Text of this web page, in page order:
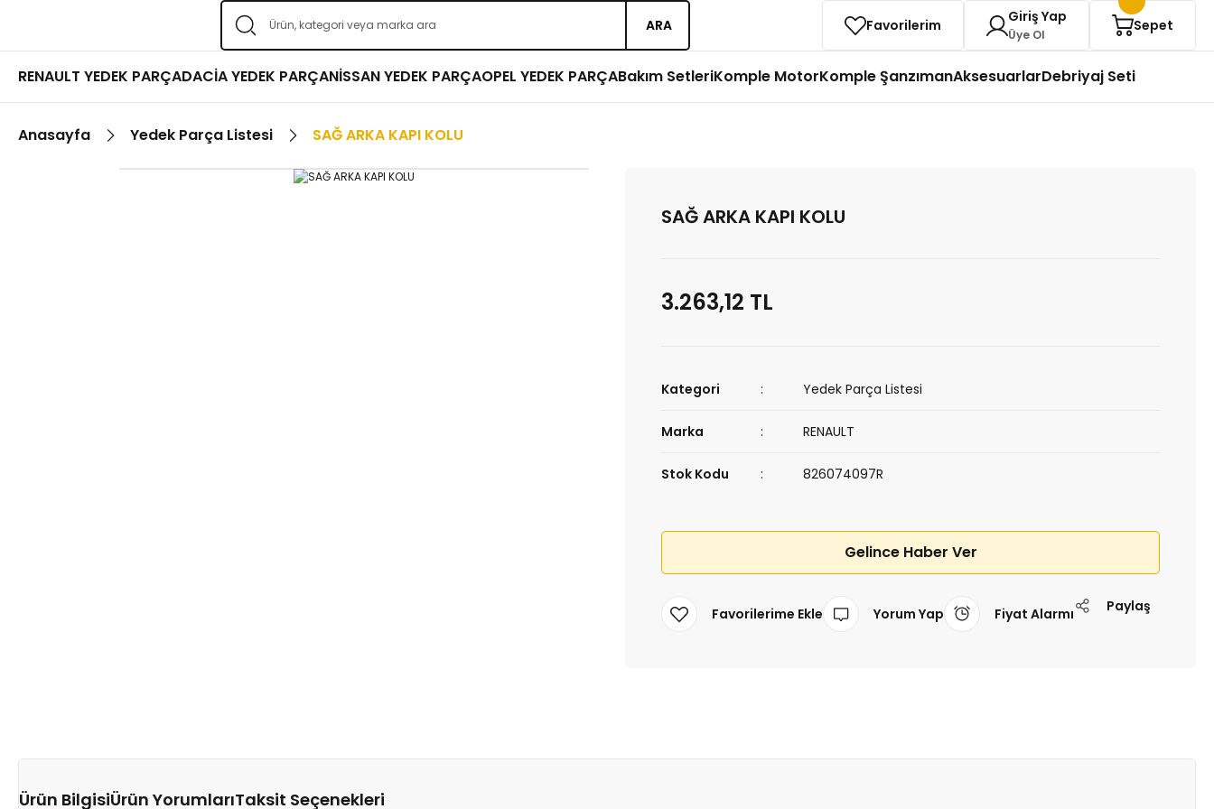
ARA Favorilerim Giriş Yap
Üye Ol
Sepet
RENAULT YEDEK PARÇADACİA YEDEK PARÇANİSSAN YEDEK PARÇAOPEL YEDEK PARÇABakım SetleriKomple MotorKomple ŞanzımanAksesuarlarDebriyaj Seti
Anasayfa Yedek Parça Listesi SAĞ ARKA KAPI KOLU
SAĞ ARKA KAPI KOLU
3.263,12 TL
Kategori Yedek Parça Listesi
Marka RENAULT
Stok Kodu 826074097R
Gelince Haber Ver
Yorum Yap Fiyat Alarmı Paylaş
Ürün BilgisiÜrün YorumlarıTaksit Seçenekleri